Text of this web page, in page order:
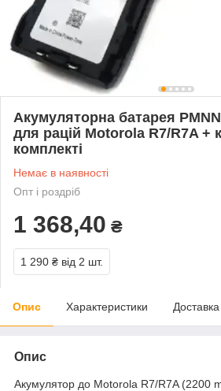
Акумуляторна батарея
для рацій Motorola R7/R7A +
комплекті
Немає в наявності
Опт і роздріб
1 368,40 ₴
1 290 ₴ від 2 шт.
Опис Характеристики Доставка
Опис
Акумулятор до Motorola R7/R7A (2200